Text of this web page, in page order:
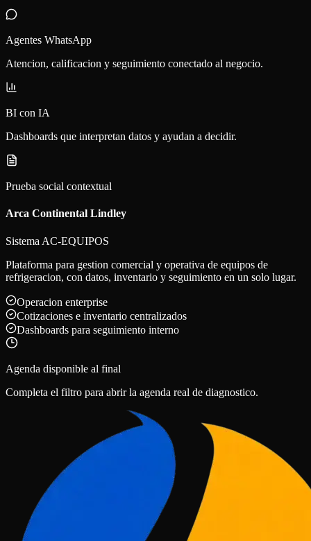
Agentes WhatsApp
Atencion, calificacion y seguimiento conectado al negocio.
BI con IA
Dashboards que interpretan datos y ayudan a decidir.
Prueba social contextual
Arca Continental Lindley
Sistema AC-EQUIPOS
Plataforma para gestion comercial y operativa de equipos de
refrigeracion, con datos, inventario y seguimiento en un solo lugar.
Operacion enterprise
Cotizaciones e inventario centralizados
Dashboards para seguimiento interno
Agenda disponible al final
Completa el filtro para abrir la agenda real de diagnostico.